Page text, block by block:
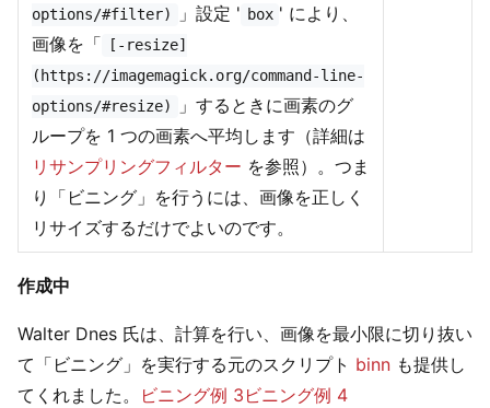
options/#filter)
」設定 ' box ' により、
画像を「
[-resize]
(https://imagemagick.org/command-line-
options/#resize)
」するときに画素のグ
ループを 1 つの画素へ平均します（詳細は
リサンプリングフィルター を参照）。つま
り「ビニング」を行うには、画像を正しく
リサイズするだけでよいのです。
作成中
Walter Dnes 氏は、計算を行い、画像を最小限に切り抜い
て「ビニング」を実行する元のスクリプト binn も提供し
てくれました。
ビニング例 3 ビニング例 4